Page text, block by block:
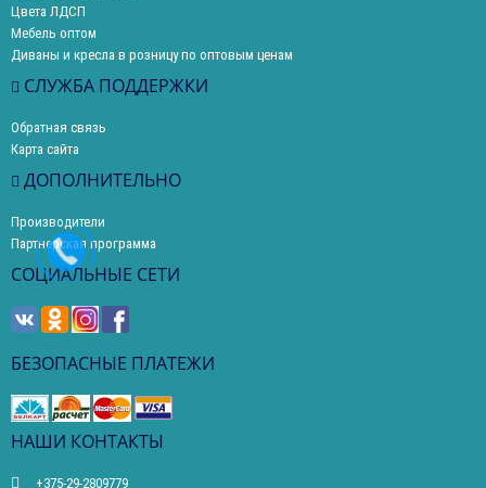
Цвета ЛДСП
Мебель оптом
Диваны и кресла в розницу по оптовым ценам
СЛУЖБА ПОДДЕРЖКИ
Обратная связь
Карта сайта
ДОПОЛНИТЕЛЬНО
Производители
Партнерская программа
СОЦИАЛЬНЫЕ СЕТИ
БЕЗОПАСНЫЕ ПЛАТЕЖИ
НАШИ КОНТАКТЫ
+375-29-2809779